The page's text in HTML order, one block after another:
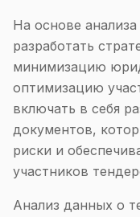
На основе
разработать
минимизацию
оптимизацию
включать в себя
документов,
риски и
участников
Анализ данных о